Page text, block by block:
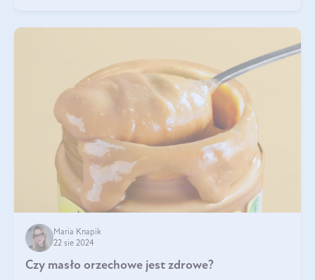
Maria Knapik
22 sie 2024
Czy masło orzechowe jest zdrowe?